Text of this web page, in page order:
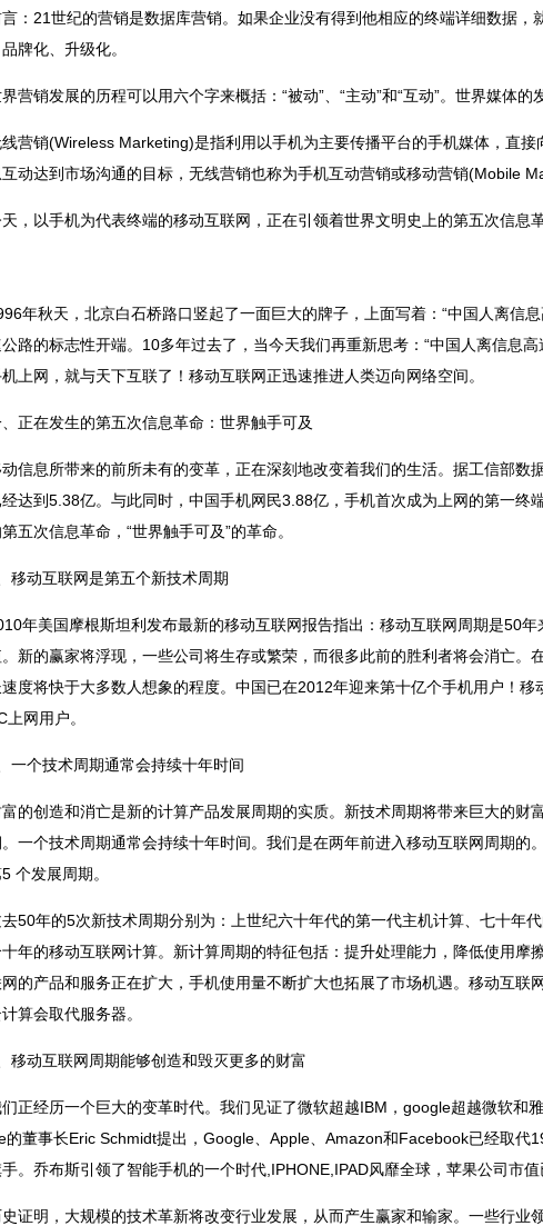
：21世纪的营销是数据库营销。如果企业没有得到他相应的终端详细数据
牌化、升级化。
营销发展的历程可以用六个字来概括：“被动”、“主动”和“互动”。世界媒体的
营销(Wireless Marketing)是指利用以手机为主要传播平台的手机媒体，直
动达到市场沟通的目标，无线营销也称为手机互动营销或移动营销(Mobile
，以手机为代表终端的移动互联网，正在引领着世界文明史上的第五次信息
年秋天，北京白石桥路口竖起了一面巨大的牌子，上面写着：“中国人离信
路的标志性开端。10多年过去了，当今天我们再重新思考：“中国人离信息
上网，就与天下互联了！移动互联网正迅速推进人类迈向网络空间。
正在发生的第五次信息革命：世界触手可及
信息所带来的前所未有的变革，正在深刻地改变着我们的生活。据工信部
达到5.38亿。与此同时，中国手机网民3.88亿，手机首次成为上网的第一终
五次信息革命，“世界触手可及”的革命。
移动互联网是第五个新技术周期
年美国摩根斯坦利发布最新的移动互联网报告指出：移动互联网周期是50
新的赢家将浮现，一些公司将生存或繁荣，而很多此前的胜利者将会消亡。
度将快于大多数人想象的程度。中国已在2012年迎来第十亿个手机用户！
上网用户。
一个技术周期通常会持续十年时间
富的创造和消亡是新的计算产品发展周期的实质。新技术周期将带来巨大的
一个技术周期通常会持续十年时间。我们是在两年前进入移动互联网周期
个发展周期。
50年的5次新技术周期分别为：上世纪六十年代的第一代主机计算、七十年
年的移动互联网计算。新计算周期的特征包括：提升处理能力，降低使用
的产品和服务正在扩大，手机使用量不断扩大也拓展了市场机遇。移动互
算会取代服务器。
移动互联网周期能够创造和毁灭更多的财富
正经历一个巨大的变革时代。我们见证了微软超越IBM，google超越微软和
的董事长Eric Schmidt提出，Google、Apple、Amazon和Facebook已经取代
。乔布斯引领了智能手机的一个时代,IPHONE,IPAD风靡全球，苹果公司市值
史证明，大规模的技术革新将改变行业发展，从而产生赢家和输家。一些行